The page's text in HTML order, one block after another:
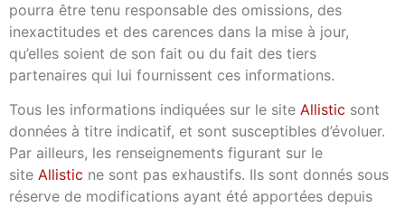
pourra être tenu responsable des omissions, des
inexactitudes et des carences dans la mise à jour,
qu’elles soient de son fait ou du fait des tiers
partenaires qui lui fournissent ces informations.
Tous les informations indiquées sur le site Allistic sont
données à titre indicatif, et sont susceptibles d’évoluer.
Par ailleurs, les renseignements figurant sur le
site Allistic ne sont pas exhaustifs. Ils sont donnés sous
réserve de modifications ayant été apportées depuis